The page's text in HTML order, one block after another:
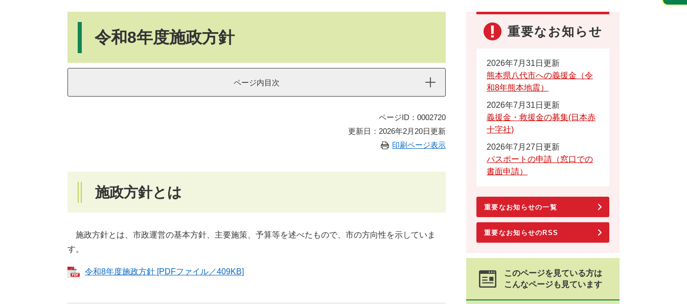
令和8年度施政方針
ページ内目次
ページID：0002720
更新日：2026年2月20日更新
印刷ページ表示
施政方針とは
施政方針とは、市政運営の基本方針、主要施策、予算等を述べたもので、市の方向性を示していま
す。
令和8年度施政方針 [PDFファイル／409KB]
重要なお知らせ
2026年7月31日更新
熊本県八代市への義援金（令
和8年熊本地震）
2026年7月31日更新
義援金・救援金の募集(日本赤
十字社)
2026年7月27日更新
パスポートの申請（窓口での
書面申請）
重要なお知らせの一覧
重要なお知らせのRSS
このページを見ている方は
こんなページも見ています